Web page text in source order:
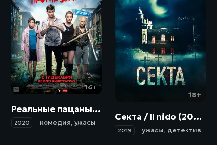
16+
Реальные пацаны против зомби (2020)
2020 комедия, ужасы
18+
Секта / Il nido (2019)
2019 ужасы, детектив